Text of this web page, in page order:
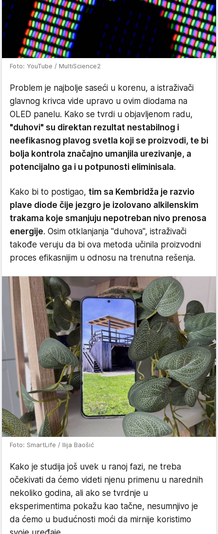
Foto: YouTube / MultiScience2
Problem je najbolje saseći u korenu, a istraživači
glavnog krivca vide upravo u ovim diodama na
OLED panelu. Kako se tvrdi u objavljenom radu,
"duhovi" su direktan rezultat nestabilnog i
neefikasnog plavog svetla koji se proizvodi, te bi
bolja kontrola značajno umanjila urezivanje, a
potencijalno ga i u potpunosti eliminisala.
Kako bi to postigao, tim sa Kembridža je razvio
plave diode čije jezgro je izolovano alkilenskim
trakama koje smanjuju nepotreban nivo prenosa
energije. Osim otklanjanja "duhova", istraživači
takođe veruju da bi ova metoda učinila proizvodni
proces efikasnijim u odnosu na trenutna rešenja.
Foto: SmartLife / Ilija Baošić
Kako je studija još uvek u ranoj fazi, ne treba
očekivati da ćemo videti njenu primenu u narednih
nekoliko godina, ali ako se tvrdnje u
eksperimentima pokažu kao tačne, nesumnjivo je
da ćemo u budućnosti moći da mirnije koristimo